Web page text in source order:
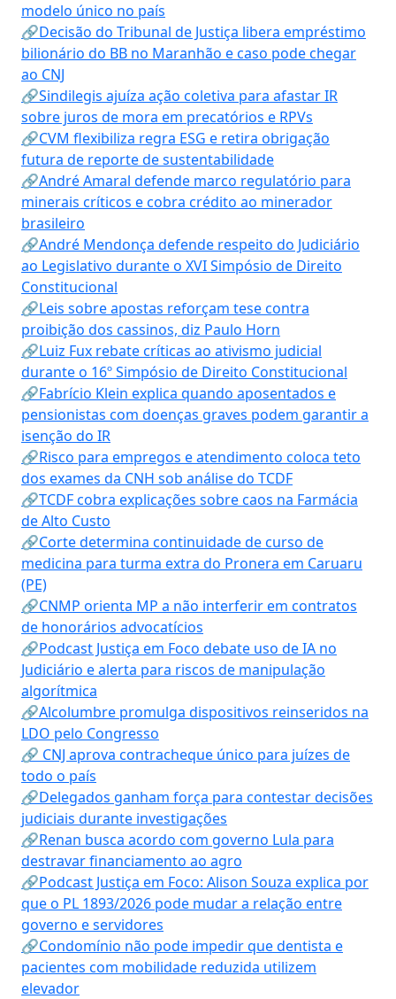
modelo único no país
🔗Decisão do Tribunal de Justiça libera empréstimo
bilionário do BB no Maranhão e caso pode chegar
ao CNJ
🔗Sindilegis ajuíza ação coletiva para afastar IR
sobre juros de mora em precatórios e RPVs
🔗CVM flexibiliza regra ESG e retira obrigação
futura de reporte de sustentabilidade
🔗André Amaral defende marco regulatório para
minerais críticos e cobra crédito ao minerador
brasileiro
🔗André Mendonça defende respeito do Judiciário
ao Legislativo durante o XVI Simpósio de Direito
Constitucional
🔗Leis sobre apostas reforçam tese contra
proibição dos cassinos, diz Paulo Horn
🔗Luiz Fux rebate críticas ao ativismo judicial
durante o 16º Simpósio de Direito Constitucional
🔗Fabrício Klein explica quando aposentados e
pensionistas com doenças graves podem garantir a
isenção do IR
🔗Risco para empregos e atendimento coloca teto
dos exames da CNH sob análise do TCDF
🔗TCDF cobra explicações sobre caos na Farmácia
de Alto Custo
🔗Corte determina continuidade de curso de
medicina para turma extra do Pronera em Caruaru
(PE)
🔗CNMP orienta MP a não interferir em contratos
de honorários advocatícios
🔗Podcast Justiça em Foco debate uso de IA no
Judiciário e alerta para riscos de manipulação
algorítmica
🔗Alcolumbre promulga dispositivos reinseridos na
LDO pelo Congresso
🔗 CNJ aprova contracheque único para juízes de
todo o país
🔗Delegados ganham força para contestar decisões
judiciais durante investigações
🔗Renan busca acordo com governo Lula para
destravar financiamento ao agro
🔗Podcast Justiça em Foco: Alison Souza explica por
que o PL 1893/2026 pode mudar a relação entre
governo e servidores
🔗Condomínio não pode impedir que dentista e
pacientes com mobilidade reduzida utilizem
elevador